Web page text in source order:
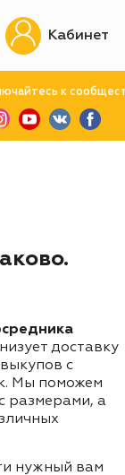
к
Кабинет
доставку
с
Мы поможем
размерами, а
нужный вам